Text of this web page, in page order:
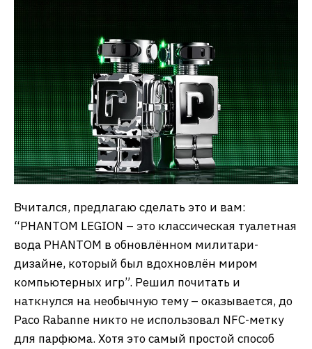
Вчитался, предлагаю сделать это и вам:
“PHANTOM LEGION – это классическая туалетная
вода PHANTOM в обновлённом милитари-
дизайне, который был вдохновлён миром
компьютерных игр”. Решил почитать и
наткнулся на необычную тему – оказывается, до
Paco Rabanne никто не использовал NFC-метку
для парфюма. Хотя это самый простой способ